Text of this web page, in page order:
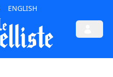
ENGLISH